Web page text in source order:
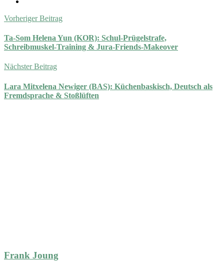
Vorheriger Beitrag
Ta-Som Helena Yun (KOR): Schul-Prügelstrafe,
Schreibmuskel-Training & Jura-Friends-Makeover
Nächster Beitrag
Lara Mitxelena Newiger (BAS): Küchenbaskisch, Deutsch als
Fremdsprache & Stoßlüften
Frank Joung